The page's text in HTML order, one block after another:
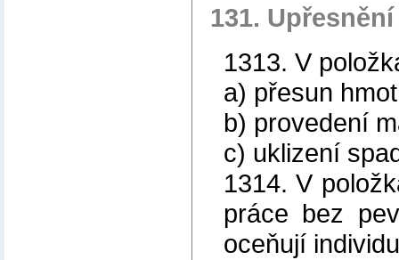
131.
1313. V
a) přesun
b) provedení
c) uklizení
1314. V
práce bez
oceňují